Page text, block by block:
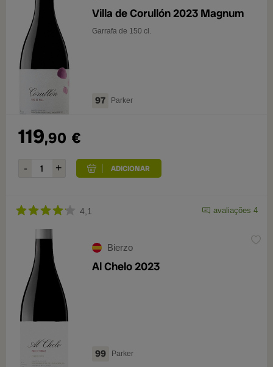
Villa de Corullón 2023 Magnum
Garrafa de 150 cl.
97 Parker
119,90 €
4,1 avaliações 4
Bierzo
Al Chelo 2023
99 Parker